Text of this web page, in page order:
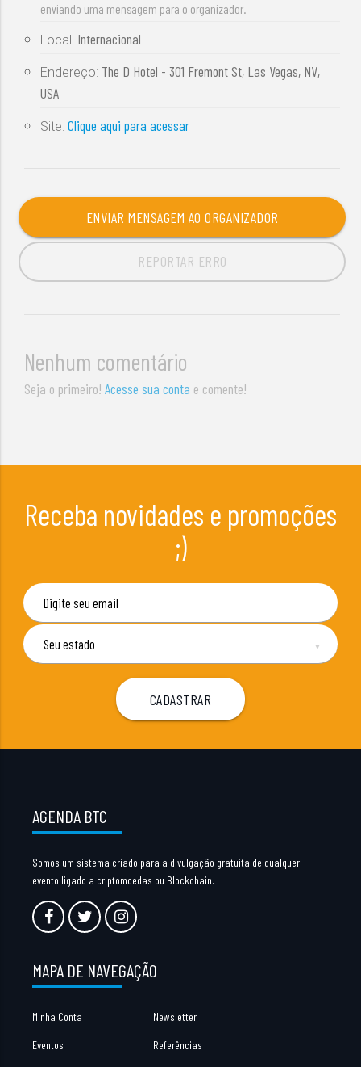
enviando uma mensagem para o organizador.
Local: Internacional
Endereço: The D Hotel - 301 Fremont St, Las Vegas, NV,
USA
Site:Clique aqui para acessar
ENVIAR MENSAGEM AO ORGANIZADOR
REPORTAR ERRO
Nenhum comentário
Seja o primeiro!Acesse sua conta e comente!
Receba novidades e promoções
;)
▼
AGENDA BTC
Somos um sistema criado para a divulgação gratuita de qualquer
evento ligado a criptomoedas ou Blockchain.
MAPA DE NAVEGAÇÃO
Minha Conta Newsletter
Eventos Referências